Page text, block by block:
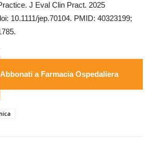
J Eval Clin Pract. 2025
10.1111/jep.70104. PMID: 40323199;
Abbonati a Farmacia Ospedaliera